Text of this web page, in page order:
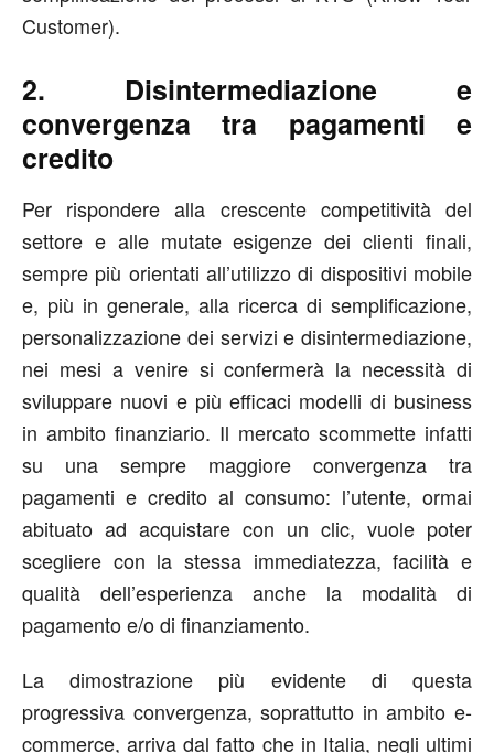
Customer).
2. Disintermediazione e
convergenza tra pagamenti e
credito
Per rispondere alla crescente competitività del
settore e alle mutate esigenze dei clienti finali,
sempre più orientati all’utilizzo di dispositivi mobile
e, più in generale, alla ricerca di semplificazione,
personalizzazione dei servizi e disintermediazione,
nei mesi a venire si confermerà la necessità di
sviluppare nuovi e più efficaci modelli di business
in ambito finanziario. Il mercato scommette infatti
su una sempre maggiore convergenza tra
pagamenti e credito al consumo: l’utente, ormai
abituato ad acquistare con un clic, vuole poter
scegliere con la stessa immediatezza, facilità e
qualità dell’esperienza anche la modalità di
pagamento e/o di finanziamento.
La dimostrazione più evidente di questa
progressiva convergenza, soprattutto in ambito e-
commerce, arriva dal fatto che in Italia, negli ultimi